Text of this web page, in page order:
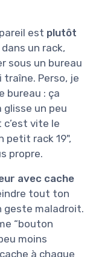
est plutôt
un rack,
sous un bureau
traîne. Perso, je
bureau : ça
glisse un peu
vite le
petit rack 19",
propre.
avec cache
tout ton
geste maladroit.
“bouton
moins
à chaque